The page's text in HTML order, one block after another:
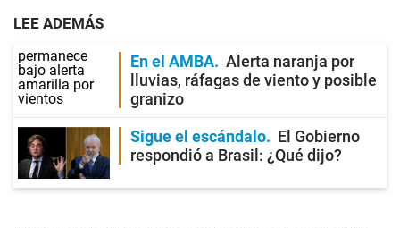
LEE ADEMÁS
En el AMBA
Alerta naranja por
lluvias, ráfagas de viento y posible
granizo
Sigue el escándalo
El Gobierno
respondió a Brasil: ¿Qué dijo?